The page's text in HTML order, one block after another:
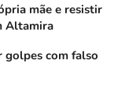
mãe e resistir
Altamira
golpes com falso